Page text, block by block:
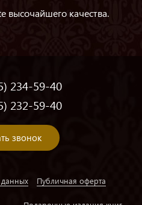
высочайшего качества.
234-59-40
232-59-40
звонок
Публичная оферта